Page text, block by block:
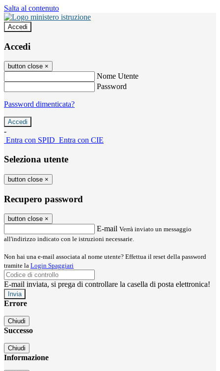
Salta al contenuto
Accedi
Accedi
button close ×
Nome Utente
Password
Password dimenticata?
-
Entra con SPID Entra con CIE
Seleziona utente
button close ×
Recupero password
button close ×
E-mail Verrà inviato un messaggio
all'indirizzo indicato con le istruzioni necessarie.
Non hai una e-mail associata al nome utente? Effettua il reset della password
tramite la Login Spaggiari
E-mail inviata, si prega di controllare la casella di posta elettronica!
Errore
Chiudi
Successo
Chiudi
Informazione